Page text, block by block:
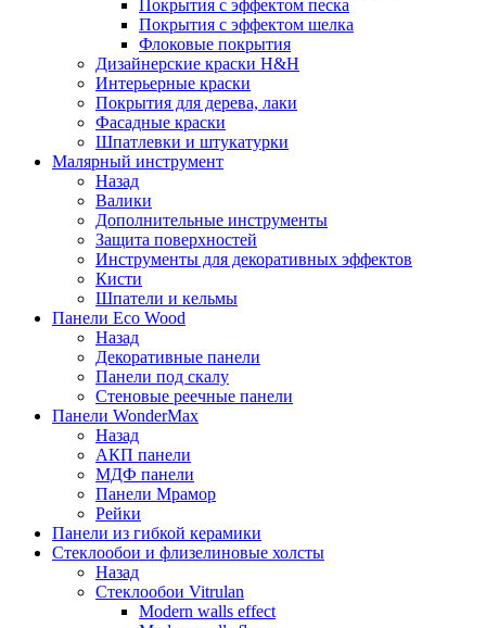
Покрытия с эффектом песка
Покрытия с эффектом шелка
Флоковые покрытия
Дизайнерские краски H&H
Интерьерные краски
Покрытия для дерева, лаки
Фасадные краски
Шпатлевки и штукатурки
Малярный инструмент
Назад
Валики
Дополнительные инструменты
Защита поверхностей
Инструменты для декоративных эффектов
Кисти
Шпатели и кельмы
Панели Eco Wood
Назад
Декоративные панели
Панели под скалу
Стеновые реечные панели
Панели WonderMax
Назад
АКП панели
МДФ панели
Панели Мрамор
Рейки
Панели из гибкой керамики
Стеклообои и флизелиновые холсты
Назад
Стеклообои Vitrulan
Modern walls effect